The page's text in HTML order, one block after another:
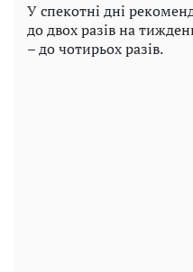
У спекотні дні
до двох разів на
– до чотирьох разів.